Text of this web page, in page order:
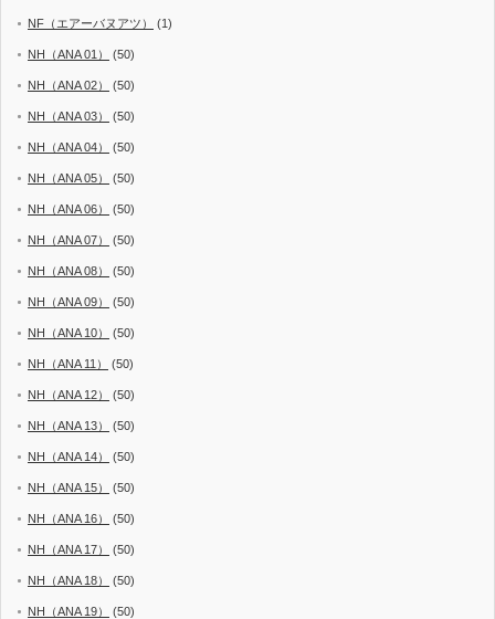
NF（エアーバヌアツ） (1)
NH（ANA 01） (50)
NH（ANA 02） (50)
NH（ANA 03） (50)
NH（ANA 04） (50)
NH（ANA 05） (50)
NH（ANA 06） (50)
NH（ANA 07） (50)
NH（ANA 08） (50)
NH（ANA 09） (50)
NH（ANA 10） (50)
NH（ANA 11） (50)
NH（ANA 12） (50)
NH（ANA 13） (50)
NH（ANA 14） (50)
NH（ANA 15） (50)
NH（ANA 16） (50)
NH（ANA 17） (50)
NH（ANA 18） (50)
NH（ANA 19） (50)